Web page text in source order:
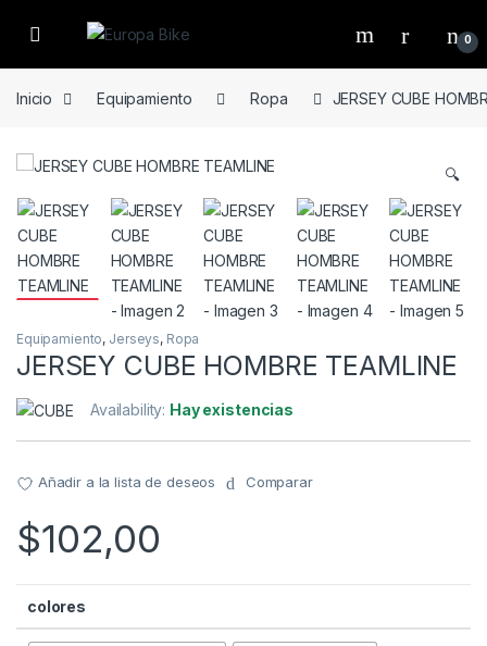
Open 0
Inicio Equipamiento Ropa JERSEY CUBE
🔍
Equipamiento, Jerseys, Ropa
JERSEY CUBE HOMBRE TEAMLINE
Availability: Hay existencias
Añadir a la lista de deseos Comparar
$102,00
colores